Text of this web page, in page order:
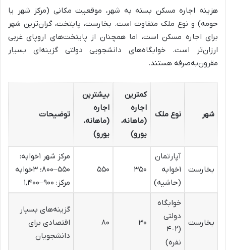
هزینه اجاره مسکن بسته به شهر، موقعیت مکانی (مرکز شهر یا
حومه) و نوع ملک متفاوت است. بخارست، پایتخت، گران‌ترین شهر
برای اجاره مسکن است، اما همچنان از پایتخت‌های اروپای غربی
ارزان‌تر است. خوابگاه‌های دانشجویی دولتی گزینه‌ای بسیار
مقرون‌به‌صرفه هستند.
شهر نوع ملک
کمترین
اجاره
(ماهانه،
یورو)
بیشترین
اجاره
(ماهانه،
یورو)
توضیحات
بخارست
آپارتمان
۱خوابه
(حاشیه)
۳۵۰ ۵۵۰
مرکز شهر ۱خوابه:
۵۵۰–۸۰۰؛ ۳خوابه
مرکز: ۹۰۰–۱,۴۰۰
بخارست
خوابگاه
دولتی
(۲-۴
نفره)
۳۰ ۸۰
گزینه‌های بسیار
اقتصادی برای
دانشجویان